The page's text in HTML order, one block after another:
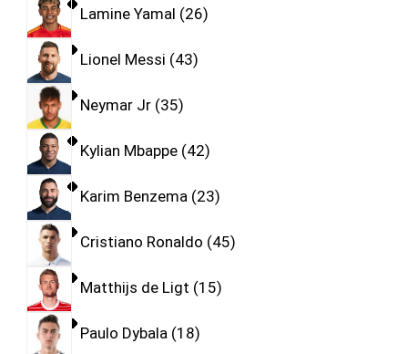
Lamine Yamal 26
Lionel Messi 43
Neymar Jr 35
Kylian Mbappe 42
Karim Benzema 23
Cristiano Ronaldo 45
Matthijs de Ligt 15
Paulo Dybala 18